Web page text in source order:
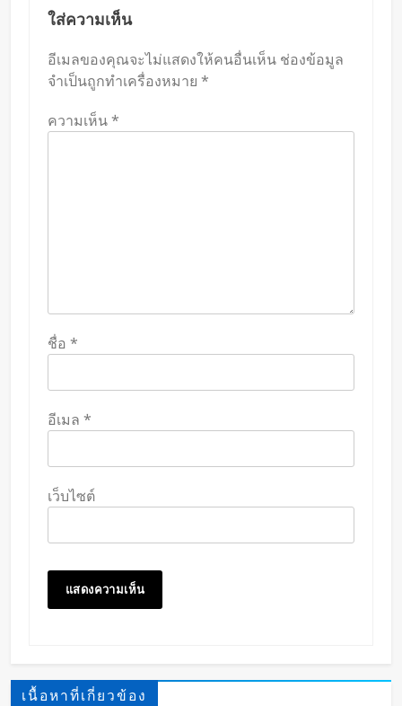
ใส่ความเห็น
อีเมลของคุณจะไม่แสดงให้คนอื่นเห็น ช่องข้อมูล
จำเป็นถูกทำเครื่องหมาย *
ความเห็น*
ชื่อ *
อีเมล *
เว็บไซต์
เนื้อหาที่เกี่ยวข้อง